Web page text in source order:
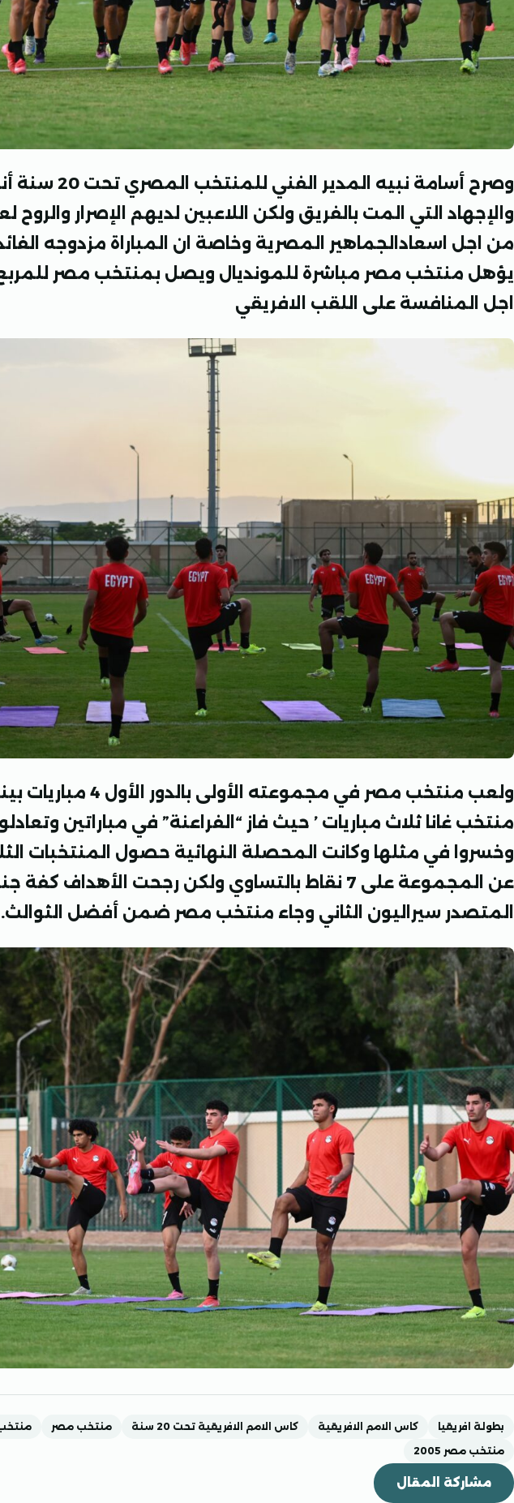
وصرح أسامة نبيه
والإجهاد التي المت بالفريق ولكن اللاعبين لديهم الإصرار والروح
من اجل اسعادالجماهير المصرية وخاصة ان المباراة مزدوجه
يؤهل منتخب مصر مباشرة للمونديال ويصل بمنتخب مصر
اجل المنافسة على اللقب الافريقي
ولعب منتخب مصر في مجموعته الأولى
منتخب غانا ثلاث مباريات ’ حيث فاز “الفراعنة” في مباراتين
وخسروا في مثلها وكانت المحصلة النهائية حصول المنتخبات
عن المجموعة على 7 نقاط بالتساوي ولكن رجحت الأهداف
المتصدر سيراليون الثاني وجاء منتخب مصر ضمن أفضل الثوالث.
بطولة افريقيا كاس الامم الافريقية كاس الامم الافريقية تحت 20 سنة منتخب مصر
منتخب
منتخب مصر 2005
مشاركة المقال